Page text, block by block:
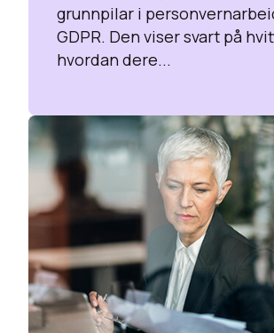
grunnpilar i
GDPR. Den viser svart på
hvordan dere...